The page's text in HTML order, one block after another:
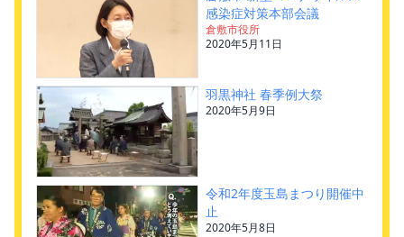
感染症対策本部会議
倉敷市役所
2020年5月11日
羽黒神社 春季例大祭
2020年5月9日
令和2年度玉島まつり開催中
止
2020年5月8日